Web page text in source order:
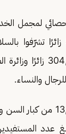
لمجمل
الماضي، أن 550,960
عليهما-، كما
والنساء.
وأفادت الهيئة